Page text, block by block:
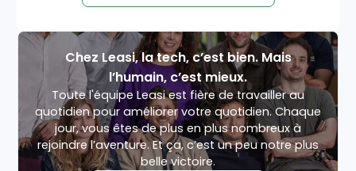
Chez Leasi, la tech, c’est bien. Mais
l’humain, c’est mieux.
Toute l'équipe Leasi est fière de travailler au
quotidien pour améliorer votre quotidien. Chaque
jour, vous êtes de plus en plus nombreux à
rejoindre l’aventure. Et ça, c’est un peu notre plus
belle victoire.